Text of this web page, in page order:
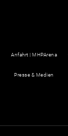
Anfahrt | MHPArena
Presse & Medien